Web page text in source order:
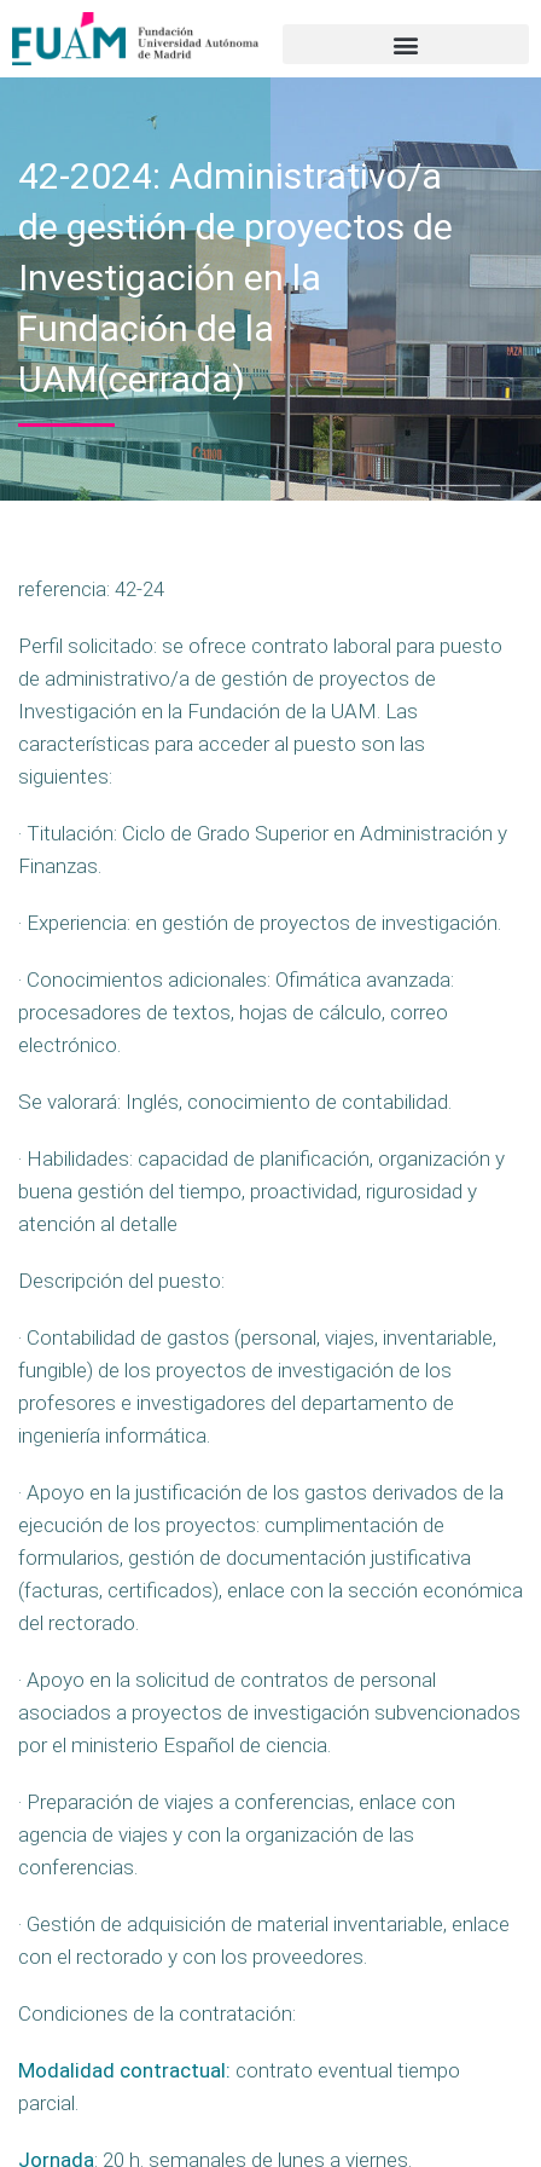
42-2024: Administrativo/a
de gestión de proyectos de
Investigación en la
Fundación de la
UAM(cerrada)
referencia: 42-24
Perfil solicitado: se ofrece contrato laboral para puesto
de administrativo/a de gestión de proyectos de
Investigación en la Fundación de la UAM. Las
características para acceder al puesto son las
siguientes:
· Titulación: Ciclo de Grado Superior en Administración y
Finanzas.
· Experiencia: en gestión de proyectos de investigación.
· Conocimientos adicionales: Ofimática avanzada:
procesadores de textos, hojas de cálculo, correo
electrónico.
Se valorará: Inglés, conocimiento de contabilidad.
· Habilidades: capacidad de planificación, organización y
buena gestión del tiempo, proactividad, rigurosidad y
atención al detalle
Descripción del puesto:
· Contabilidad de gastos (personal, viajes, inventariable,
fungible) de los proyectos de investigación de los
profesores e investigadores del departamento de
ingeniería informática.
· Apoyo en la justificación de los gastos derivados de la
ejecución de los proyectos: cumplimentación de
formularios, gestión de documentación justificativa
(facturas, certificados), enlace con la sección económica
del rectorado.
· Apoyo en la solicitud de contratos de personal
asociados a proyectos de investigación subvencionados
por el ministerio Español de ciencia.
· Preparación de viajes a conferencias, enlace con
agencia de viajes y con la organización de las
conferencias.
· Gestión de adquisición de material inventariable, enlace
con el rectorado y con los proveedores.
Condiciones de la contratación:
Modalidad contractual: contrato eventual tiempo
parcial.
Jornada: 20 h. semanales de lunes a viernes.